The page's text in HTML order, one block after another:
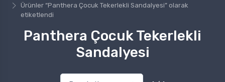
Ürünler “Panthera Çocuk Tekerlekli Sandalyesi” olarak
etiketlendi
Panthera Çocuk Tekerlekli
Sandalyesi